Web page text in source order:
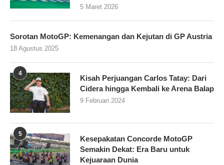
5 Maret 2026
Sorotan MotoGP: Kemenangan dan Kejutan di GP Austria
18 Agustus 2025
4
Kisah Perjuangan Carlos Tatay: Dari
Cidera hingga Kembali ke Arena Balap
9 Februari 2024
5
Kesepakatan Concorde MotoGP
Semakin Dekat: Era Baru untuk
Kejuaraan Dunia